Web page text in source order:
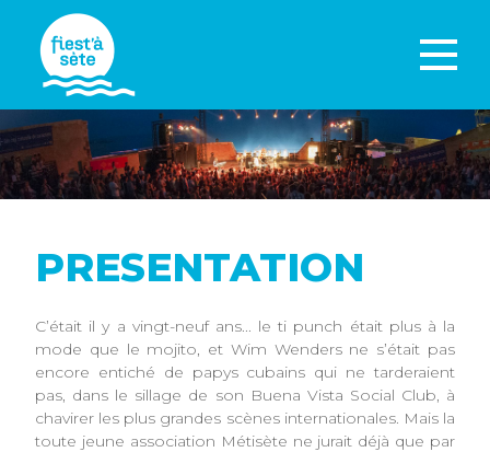
PRESENTATION
C’était il y a vingt-neuf ans... le ti punch était plus à la
mode que le mojito, et Wim Wenders ne s’était pas
encore entiché de papys cubains qui ne tarderaient
pas, dans le sillage de son Buena Vista Social Club, à
chavirer les plus grandes scènes internationales. Mais la
toute jeune association Métisète ne jurait déjà que par